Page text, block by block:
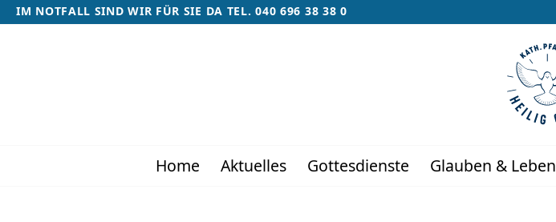
IM NOTFALL SIND WIR FÜR SIE DA TEL. 040 696 38 38 0
Home Aktuelles Gottesdienste Glauben & Leben